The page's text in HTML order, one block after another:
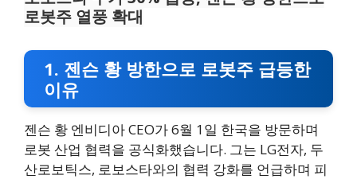
로봇주 열풍 확대
1. 젠슨 황 방한으로 로봇주 급등한
이유
젠슨 황 엔비디아 CEO가 6월 1일 한국을 방문하며
로봇 산업 협력을 공식화했습니다. 그는 LG전자, 두
산로보틱스, 로보스타와의 협력 강화를 언급하며 피